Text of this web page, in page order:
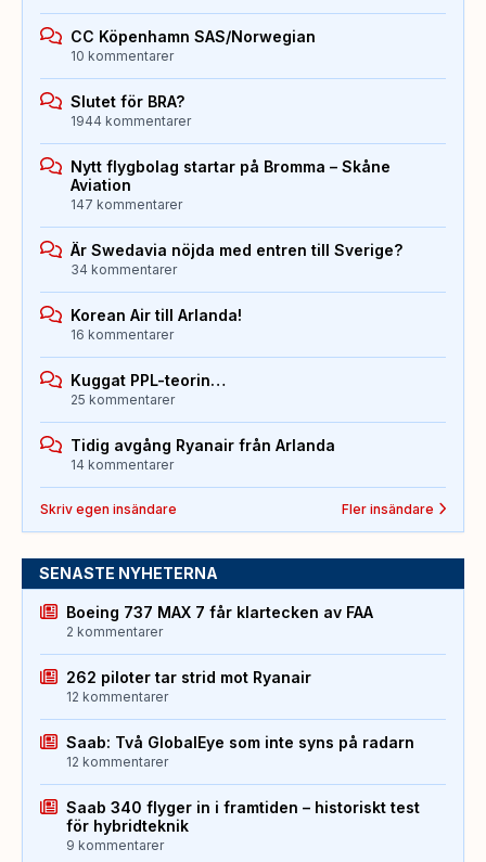
CC Köpenhamn SAS/Norwegian
10 kommentarer
Slutet för BRA?
1944 kommentarer
Nytt flygbolag startar på Bromma – Skåne
Aviation
147 kommentarer
Är Swedavia nöjda med entren till Sverige?
34 kommentarer
Korean Air till Arlanda!
16 kommentarer
Kuggat PPL-teorin…
25 kommentarer
Tidig avgång Ryanair från Arlanda
14 kommentarer
Skriv egen insändare Fler insändare
SENASTE NYHETERNA
Boeing 737 MAX 7 får klartecken av FAA
2 kommentarer
262 piloter tar strid mot Ryanair
12 kommentarer
Saab: Två GlobalEye som inte syns på radarn
12 kommentarer
Saab 340 flyger in i framtiden – historiskt test
för hybridteknik
9 kommentarer